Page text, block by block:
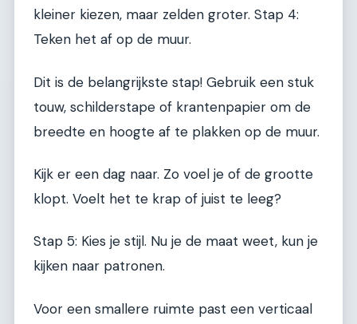
kleiner kiezen, maar zelden groter. Stap 4:
Teken het af op de muur.
Dit is de belangrijkste stap! Gebruik een stuk
touw, schilderstape of krantenpapier om de
breedte en hoogte af te plakken op de muur.
Kijk er een dag naar. Zo voel je of de grootte
klopt. Voelt het te krap of juist te leeg?
Stap 5: Kies je stijl. Nu je de maat weet, kun je
kijken naar patronen.
Voor een smallere ruimte past een verticaal